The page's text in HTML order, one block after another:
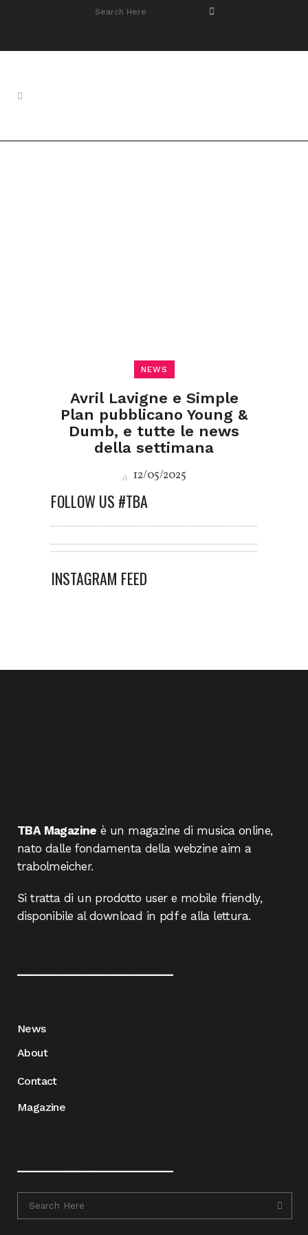
NEWS
Avril Lavigne e Simple
Plan pubblicano Young &
Dumb, e tutte le news
della settimana
12/05/2025
FOLLOW US #TBA
INSTAGRAM FEED
TBA Magazine è un magazine di musica online,
nato dalle fondamenta della webzine aim a
trabolmeicher.
Si tratta di un prodotto user e mobile friendly,
disponibile al download in pdf e alla lettura.
News
About
Contact
Magazine